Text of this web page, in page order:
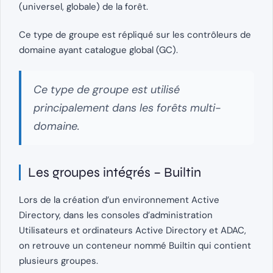
(universel, globale) de la forêt.
Ce type de groupe est répliqué sur les contrôleurs de
domaine ayant catalogue global (GC).
Ce type de groupe est utilisé
principalement dans les forêts multi-
domaine.
Les groupes intégrés – Builtin
Lors de la création d’un environnement Active
Directory, dans les consoles d’administration
Utilisateurs et ordinateurs Active Directory et ADAC,
on retrouve un conteneur nommé Builtin qui contient
plusieurs groupes.